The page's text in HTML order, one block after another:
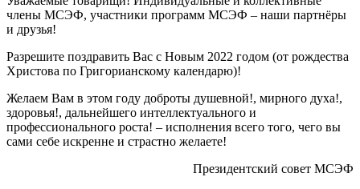
члены МСЭФ, участники программ МСЭФ – наши партнёры
и друзья!
Разрешите поздравить Вас с Новым 2022 годом (от рождества
Христова по Григорианскому календарю)!
Желаем Вам в этом году доброты душевной!, мирного духа!,
здоровья!, дальнейшего интеллектуального и
профессионального роста! – исполнения всего того, чего вы
сами себе искренне и страстно желаете!
Президентский совет МСЭФ